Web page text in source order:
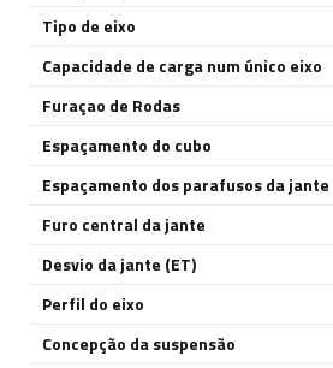
Tipo de eixo
Capacidade de carga num único eixo
Furaçao de Rodas
Espaçamento do cubo
Espaçamento dos parafusos da jante
Furo central da jante
Desvio da jante (ET)
Perfil do eixo
Concepção da suspensão